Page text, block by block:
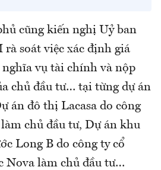
cũng kiến nghị Uỷ ban
rà soát việc xác định giá
vụ tài chính và nộp
chủ đầu tư… tại từng dự án
án đô thị Lacasa do công
chủ đầu tư, Dự án khu
Long B do công ty cổ
Nova làm chủ đầu tư…